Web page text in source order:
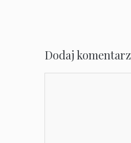
Dodaj komentarz